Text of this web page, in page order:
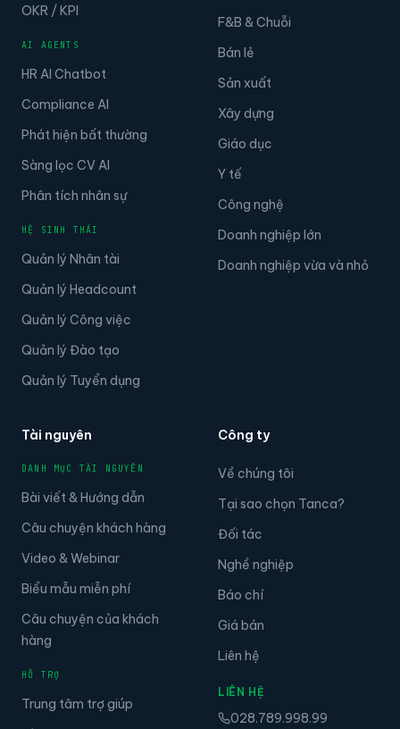
OKR / KPI
AI AGENTS
HR AI Chatbot
Compliance AI
Phát hiện bất thường
Sàng lọc CV AI
Phân tích nhân sự
HỆ SINH THÁI
Quản lý Nhân tài
Quản lý Headcount
Quản lý Công việc
Quản lý Đào tạo
Quản lý Tuyển dụng
F&B & Chuỗi
Bán lẻ
Sản xuất
Xây dựng
Giáo dục
Y tế
Công nghệ
Doanh nghiệp lớn
Doanh nghiệp vừa và nhỏ
Tài nguyên
DANH MỤC TÀI NGUYÊN
Bài viết & Hướng dẫn
Câu chuyện khách hàng
Video & Webinar
Biểu mẫu miễn phí
Câu chuyện của khách
hàng
HỖ TRỢ
Trung tâm trợ giúp
Công ty
Về chúng tôi
Tại sao chọn Tanca?
Đối tác
Nghề nghiệp
Báo chí
Giá bán
Liên hệ
LIÊN HỆ
028.789.998.99